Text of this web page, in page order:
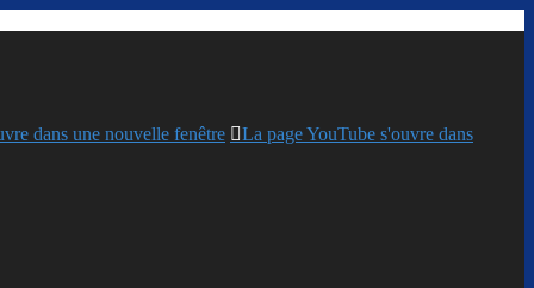
dans une nouvelle fenêtre
La page YouTube s'ouvre dans